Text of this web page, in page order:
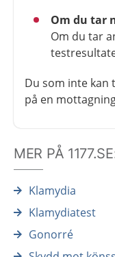
Om du tar
Om du tar
Du som inte kan
på en
MER PÅ
Klamydia
Klamydiatest
Gonorré